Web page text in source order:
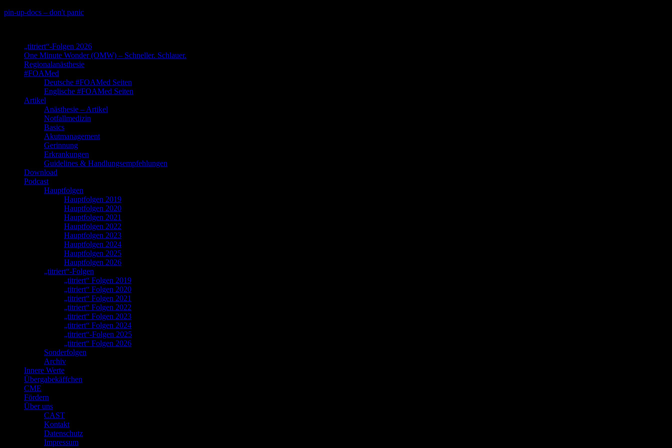
Skip
pin-up-docs – don't panic
„titriert“-Folgen 2026
One Minute Wonder (OMW) – Schneller. Schlauer.
Regionalanästhesie
#FOAMed
Deutsche #FOAMed Seiten
Englische #FOAMed Seiten
Artikel
Anästhesie – Artikel
Notfallmedizin
Basics
Akutmanagement
Gerinnung
Erkrankungen
Guidelines & Handlungsempfehlungen
Download
Podcast
Hauptfolgen
Hauptfolgen 2019
Hauptfolgen 2020
Hauptfolgen 2021
Hauptfolgen 2022
Hauptfolgen 2023
Hauptfolgen 2024
Hauptfolgen 2025
Hauptfolgen 2026
„titriert“-Folgen
„titriert“ Folgen 2019
„titriert“ Folgen 2020
„titriert“ Folgen 2021
„titriert“ Folgen 2022
„titriert“ Folgen 2023
„titriert“ Folgen 2024
„titriert“-Folgen 2025
„titriert“ Folgen 2026
Sonderfolgen
Archiv
Innere Werte
Übergabekäffchen
CME
Fördern
Über uns
CAST
Kontakt
Datenschutz
Impressum